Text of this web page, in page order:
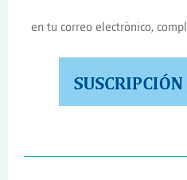
en tu correo electrónico,